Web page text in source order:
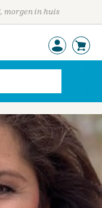
morgen in huis